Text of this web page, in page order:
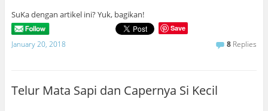
SuKa dengan artikel ini? Yuk, bagikan!
Save
January 20, 2018 8 Replies
Telur Mata Sapi dan Capernya Si Kecil